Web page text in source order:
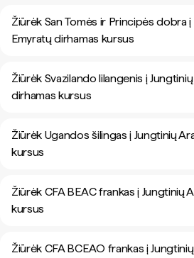
Žiūrėk San Tomės ir Principės dobra
Emyratų dirhamas kursus
Žiūrėk Svazilando lilangenis į
dirhamas kursus
Žiūrėk Ugandos šilingas į Jungtinių
kursus
Žiūrėk CFA BEAC frankas į Jungtinių
kursus
Žiūrėk CFA BCEAO frankas į